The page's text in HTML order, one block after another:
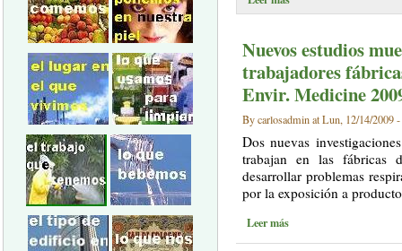
Nuevos estudios
trabajadores
Envir. Medicine
By carlosadmin at Lun, 12/14/2009
Dos nuevas
trabajan en las fábricas
desarrollar problemas
por la exposición a
Leer más